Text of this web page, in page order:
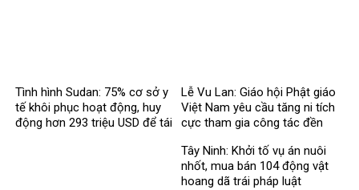
Tình hình Sudan: 75% cơ sở y
tế khôi phục hoạt động, huy
động hơn 293 triệu USD để tái
Lễ Vu Lan: Giáo hội Phật giáo
Việt Nam yêu cầu tăng ni tích
cực tham gia công tác đền
Tây Ninh: Khởi tố vụ án nuôi
nhốt, mua bán 104 động vật
hoang dã trái pháp luật